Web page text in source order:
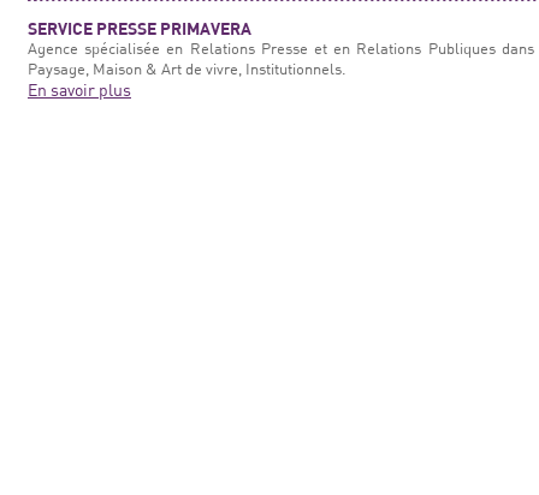
SERVICE PRESSE PRIMAVERA
Agence spécialisée en Relations Presse et en Relations Publiques
Paysage, Maison & Art de vivre, Institutionnels.
En savoir plus